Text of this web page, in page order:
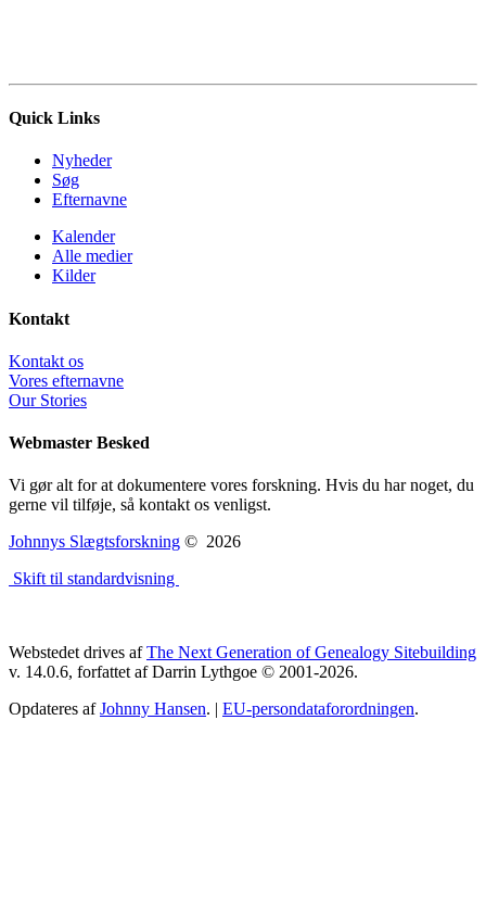
Quick Links
Nyheder
Søg
Efternavne
Kalender
Alle medier
Kilder
Kontakt
Kontakt os
Vores efternavne
Our Stories
Webmaster Besked
Vi gør alt for at dokumentere vores forskning. Hvis du har noget, du
gerne vil tilføje, så kontakt os venligst.
Johnnys Slægtsforskning © 2026
Skift til standardvisning
Webstedet drives afThe Next Generation of Genealogy Sitebuilding
v. 14.0.6, forfattet af Darrin Lythgoe © 2001-2026.
Opdateres afJohnny Hansen. | EU-persondataforordningen.